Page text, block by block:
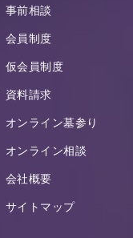
事前相談
会員制度
仮会員制度
資料請求
オンライン墓参り
オンライン相談
会社概要
サイトマップ